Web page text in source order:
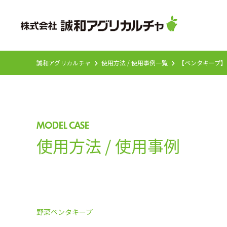
誠和アグリカルチャ 使用方法 / 使用事例一覧 【ペンタキープ
MODEL CASE
使用方法 / 使用事例
野菜ペンタキープ